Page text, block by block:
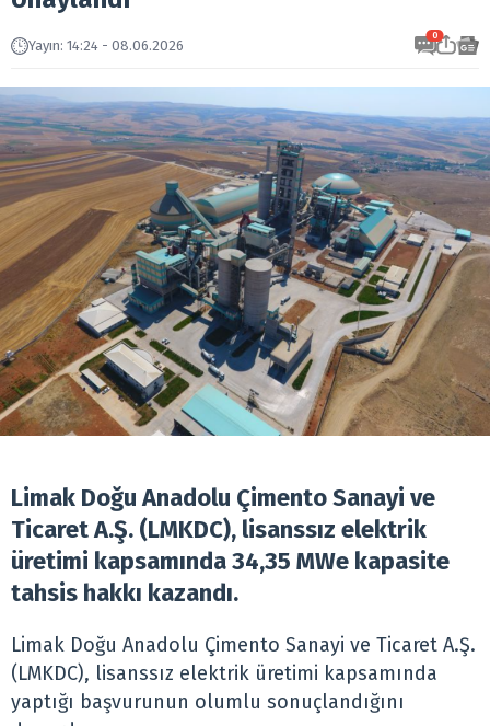
Yayın: 14:24 - 08.06.2026
0
Limak Doğu Anadolu Çimento Sanayi ve
Ticaret A.Ş. (LMKDC), lisanssız elektrik
üretimi kapsamında 34,35 MWe kapasite
tahsis hakkı kazandı.
Limak Doğu Anadolu Çimento Sanayi ve Ticaret A.Ş.
(LMKDC), lisanssız elektrik üretimi kapsamında
yaptığı başvurunun olumlu sonuçlandığını